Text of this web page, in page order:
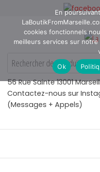
La Boutik Labo
56 Rue Sainte 13001
Contactez-nous sur
(Messages + Appels)
En
cookies fonctionnels
meilleurs services sur
Ok